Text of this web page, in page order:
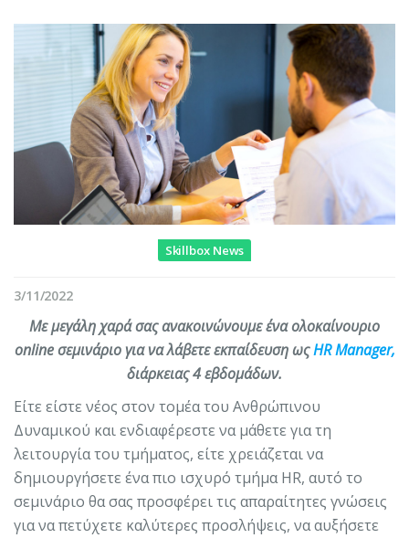
Skillbox News
3/11/2022
Με μεγάλη χαρά σας ανακοινώνουμε ένα ολοκαίνουριο
online σεμινάριο για να λάβετε εκπαίδευση ωςHR Manager,
διάρκειας 4 εβδομάδων.
Είτε είστε νέος στον τομέα του Ανθρώπινου
Δυναμικού και ενδιαφέρεστε να μάθετε για τη
λειτουργία του τμήματος, είτε χρειάζεται να
δημιουργήσετε ένα πιο ισχυρό τμήμα HR, αυτό το
σεμινάριο θα σας προσφέρει τις απαραίτητες γνώσεις
για να πετύχετε καλύτερες προσλήψεις, να αυξήσετε